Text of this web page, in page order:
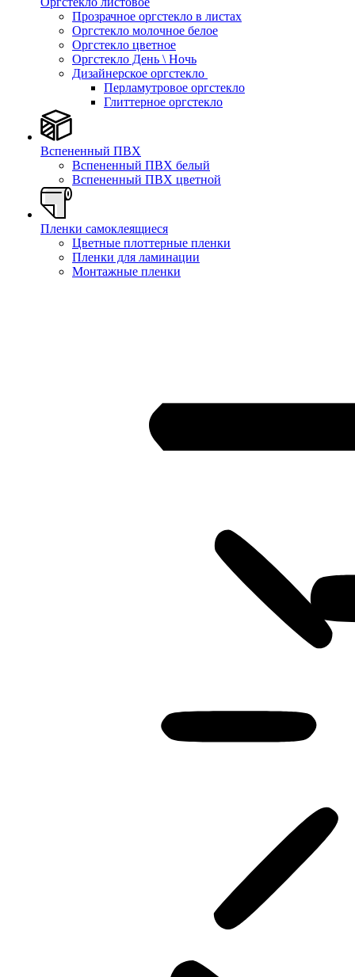
Прозрачное оргстекло в листах
Оргстекло молочное белое
Оргстекло цветное
Оргстекло День \ Ночь
Дизайнерское оргстекло
Перламутровое оргстекло
Глиттерное оргстекло
Вспененный ПВХ
Вспененный ПВХ белый
Вспененный ПВХ цветной
Пленки самоклеящиеся
Цветные плоттерные пленки
Пленки для ламинации
Монтажные пленки